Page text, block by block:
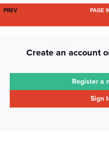
FIRST PAGE
PREV PAGE
Create an account
Register a
Sign